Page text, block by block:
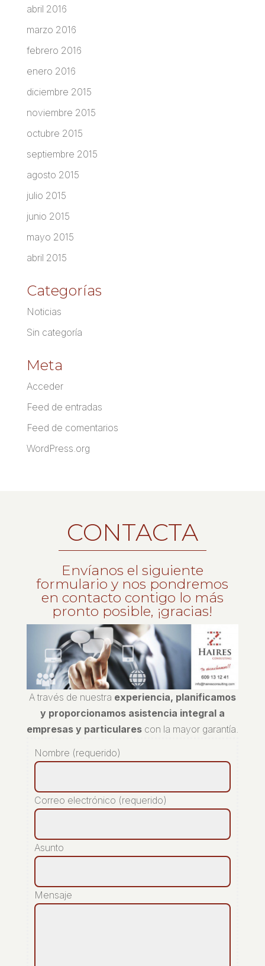
abril 2016
marzo 2016
febrero 2016
enero 2016
diciembre 2015
noviembre 2015
octubre 2015
septiembre 2015
agosto 2015
julio 2015
junio 2015
mayo 2015
abril 2015
Categorías
Noticias
Sin categoría
Meta
Acceder
Feed de entradas
Feed de comentarios
WordPress.org
CONTACTA
Envíanos el siguiente
formulario y nos pondremos
en contacto contigo lo más
pronto posible, ¡gracias!
A través de nuestra experiencia, planificamos
y proporcionamos asistencia integral a
empresas y particularescon la mayor garantía.
Nombre (requerido)
Correo electrónico (requerido)
Asunto
Mensaje